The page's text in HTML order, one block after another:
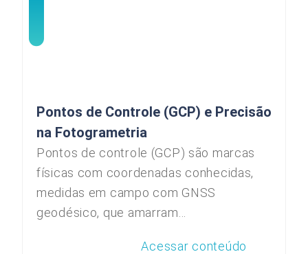
Pontos de Controle (GCP) e Precisão
na Fotogrametria
Pontos de controle (GCP) são marcas
físicas com coordenadas conhecidas,
medidas em campo com GNSS
geodésico, que amarram...
Acessar conteúdo